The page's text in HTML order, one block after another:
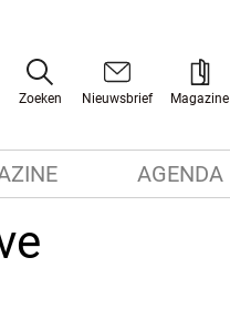
Zoeken Nieuwsbrief Magazine
AGENDA